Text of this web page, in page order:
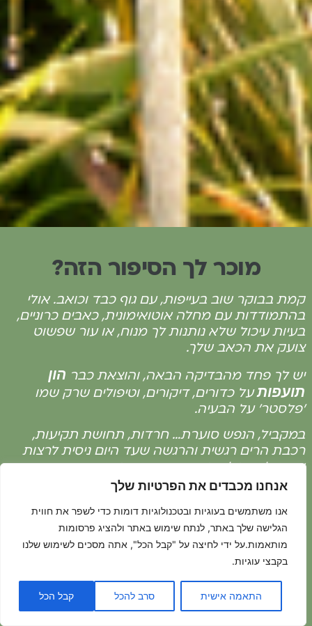
אנחנו מכבדים את הפרטיות שלך
אנו משתמשים בעוגיות ובטכנולוגיות דומות כדי לשפר את חווית
הגלישה שלך באתר, לנתח שימוש באתר ולהציג פרסומות
מותאמות.על ידי לחיצה על "קבל הכל", אתה מסכים לשימוש שלנו
בקבצי עוגיות.
התאמה אישית סרב להכל קבל הכל
מוכר לך הסיפור הזה?
קמת בבוקר שוב בעייפות, עם גוף כבד וכואב. אולי
בהתמודדות עם מחלה אוטואימונית, כאבים כרוניים,
בעיות עיכול שלא נותנות לך מנוח, או עור שפשוט
צועק את הכאב שלך.
יש לך פחד מהבדיקה הבאה, והוצאת כבר הון
תועפותעל כדורים, דיקורים, וטיפולים שרק שמו
'פלסטר' על הבעיה.
במקביל, הנפש סוערת… חרדות, תחושת תקיעות,
רכבת הרים רגשית והרגשה שעד היום ניסית לרצות
את כולם אבל איבדת את עצמך בדרך….
למה כל מה שניסית עד היום
לא עבד?
כי ניסית לטפל בסימפטומים, ולא בשורש
האמיתי של הבעיה שלך: